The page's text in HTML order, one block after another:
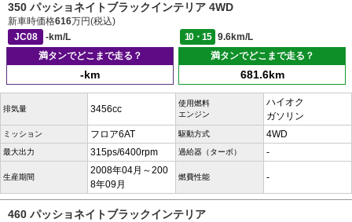
350 パッショネイトブラックインテリア 4WD
新車時価格616万円(税込)
JC08
-km/L 10・15
9.6km/L
満タンでどこまで走る？
-km
満タンでどこまで走る？
681.6km
排気量 3456cc
使用燃料
エンジン
ハイオク
ガソリン
ミッション フロア6AT 駆動方式 4WD
最大出力 315ps/6400rpm 過給器（ターボ） -
生産期間
2008年04月～200
8年09月
燃費性能 -
460 パッショネイトブラックインテリア